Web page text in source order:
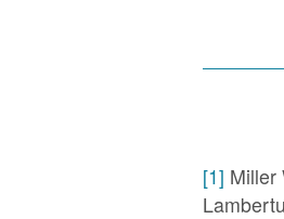
[1] Miller